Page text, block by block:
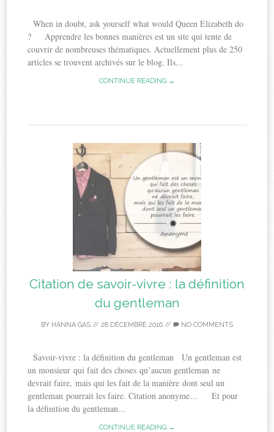
When in doubt, ask yourself what would Queen Elizabeth do
? Apprendre les bonnes manières est un site qui tente de
couvrir de nombreuses thématiques. Actuellement plus de 250
articles se trouvent archivés sur le blog. Ils...
CONTINUE READING →
Citation de savoir-vivre : la définition
du gentleman
BY HANNA GAS // 28 DÉCEMBRE 2016 // NO COMMENTS
Savoir-vivre : la définition du gentleman Un gentleman est
un monsieur qui fait des choses qu’aucun gentleman ne
devrait faire, mais qui les fait de la manière dont seul un
gentleman pourrait les faire. Citation anonyme… Et pour
la définition du gentleman...
CONTINUE READING →